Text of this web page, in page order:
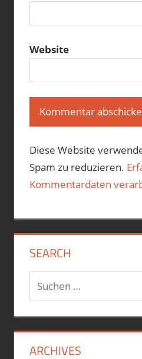
Website
Diese Website
Spam zu reduzieren.
Kommentardaten
SEARCH
Suchen
nach:
ARCHIVES